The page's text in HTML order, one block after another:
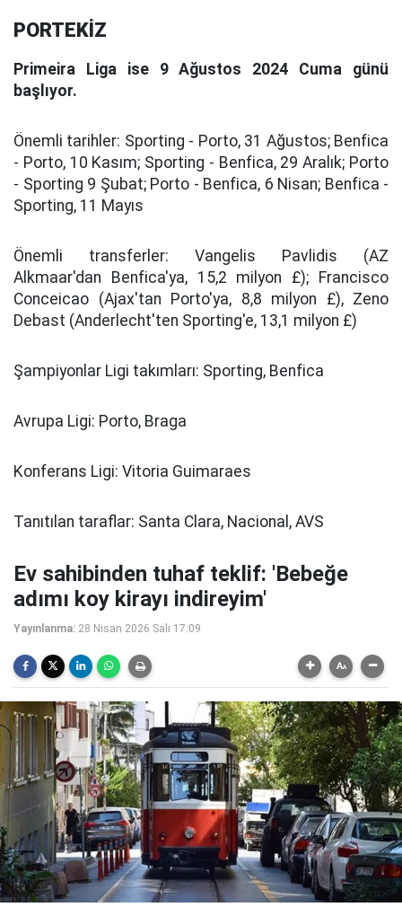
PORTEKİZ
Primeira Liga ise 9 Ağustos 2024 Cuma günü
başlıyor.
Önemli tarihler: Sporting - Porto, 31 Ağustos; Benfica
- Porto, 10 Kasım; Sporting - Benfica, 29 Aralık; Porto
- Sporting 9 Şubat; Porto - Benfica, 6 Nisan; Benfica -
Sporting, 11 Mayıs
Önemli transferler:
Vangelis Pavlidis (AZ
Alkmaar'dan Benfica'ya, 15,2 milyon £); Francisco
Conceicao (Ajax'tan Porto'ya, 8,8 milyon £), Zeno
Debast (Anderlecht'ten Sporting'e, 13,1 milyon £)
Şampiyonlar Ligi takımları: Sporting, Benfica
Avrupa Ligi: Porto, Braga
Konferans Ligi: Vitoria Guimaraes
Tanıtılan taraflar: Santa Clara, Nacional, AVS
Ev sahibinden tuhaf teklif: 'Bebeğe
adımı koy kirayı indireyim'
Yayınlanma: 28 Nisan 2026 Salı 17:09